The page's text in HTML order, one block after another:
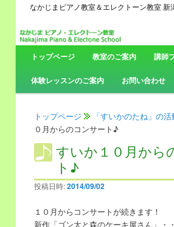
なかじまピアノ教室＆エレクトーン教室 新
メ
イ
ン
コ
ン
テ
ン
サ
ブ
コ
ン
テ
ン
ツ
トップページ 教室のご案内 講師
体験レッスンのご案内 お問い合わせ
トップページ 「すいかのたね」の
０月からのコンサート♪
すいか１０月から
ト♪
投稿日時:2014/09/02
１０月からコンサートが続きます！
新作「ゴン太と森のケーキ屋さん」・